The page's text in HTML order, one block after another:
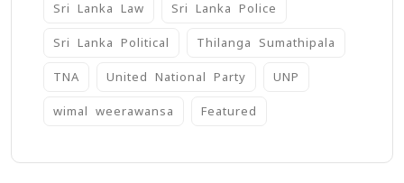
Sri Lanka Law Sri Lanka Police
Sri Lanka Political Thilanga Sumathipala
TNA United National Party UNP
wimal weerawansa ‍Featured